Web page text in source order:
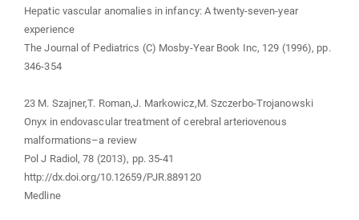
Hepatic vascular anomalies in infancy: A twenty-seven-year
experience
The Journal of Pediatrics (C) Mosby-Year Book Inc, 129 (1996), pp.
346-354
23 M. Szajner,T. Roman,J. Markowicz,M. Szczerbo-Trojanowski
Onyx in endovascular treatment of cerebral arteriovenous
malformations–a review
Pol J Radiol, 78 (2013), pp. 35-41
http://dx.doi.org/10.12659/PJR.889120
Medline